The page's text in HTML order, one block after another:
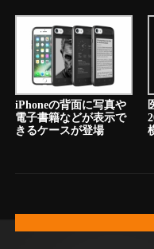
iPhoneの背面に写真や
電子書籍などが表示で
きるケースが登場